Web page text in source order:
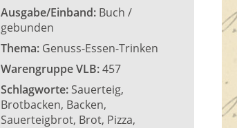
Ausgabe/Einband: Buch /
gebunden
Thema: Genuss-Essen-Trinken
Warengruppe VLB:457
Schlagworte: Sauerteig,
Brotbacken, Backen,
Sauerteigbrot, Brot, Pizza,